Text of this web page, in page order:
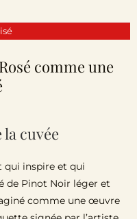
comme une
la cuvée
qui inspire et qui
de Pinot Noir léger et
comme une œuvre